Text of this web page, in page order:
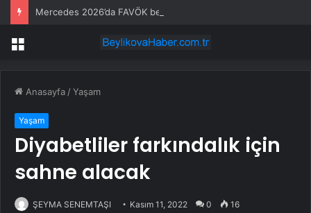
Mercedes 2026’da FAVÖK beklentisini aştı
Menü
Anasayfa /Yaşam
Yaşam
Diyabetliler farkındalık için
sahne alacak
ŞEYMA SENEMTAŞI Kasım 11, 2022 0 16